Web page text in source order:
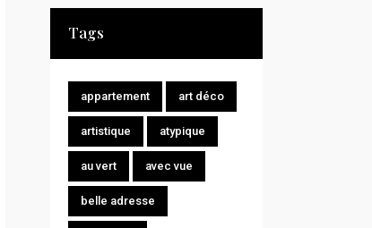
Tags
appartement art déco
artistique atypique
au vert avec vue
belle adresse